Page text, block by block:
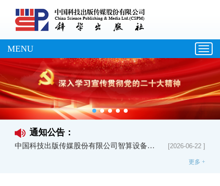
MENU
通知公告：
中国科技出版传媒股份有限公司智算设备租赁中标公告 [2026-06-22 ]
[2026-06-26 ]
中国科技出版传媒股份有限公司（龙门书局）2026秋季纸张采购招标中标公告 [2026-06-26 ]
更多 +